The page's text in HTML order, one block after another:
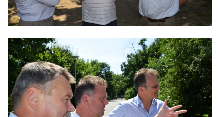
IN DER LANDESREGIERUNG
IM BUNDESTAG
IM EUROPÄISCHEN PARLAMENT
NEWSLETTER ABONNIEREN
BILDER